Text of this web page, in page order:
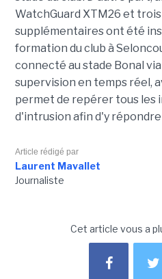
WatchGuard XTM26 et
supplémentaires ont été
formation du club à
connecté au stade Bonal via
supervision en temps réel,
permet de repérer tous
d'intrusion afin d'y répondre
Article rédigé par
Laurent Mavallet
Journaliste
Cet article vous a